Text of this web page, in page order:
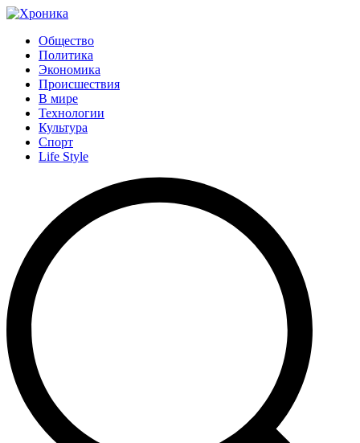
Общество
Политика
Экономика
Происшествия
В мире
Технологии
Культура
Спорт
Life Style